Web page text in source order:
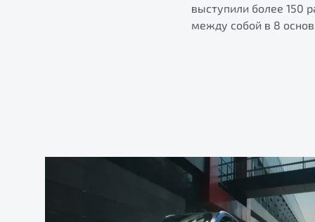
выступили более 150
между собой в 8